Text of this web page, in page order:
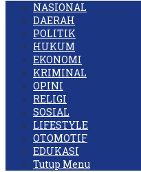
NASIONAL
DAERAH
POLITIK
HUKUM
EKONOMI
KRIMINAL
OPINI
RELIGI
SOSIAL
LIFESTYLE
OTOMOTIF
EDUKASI
Tutup Menu